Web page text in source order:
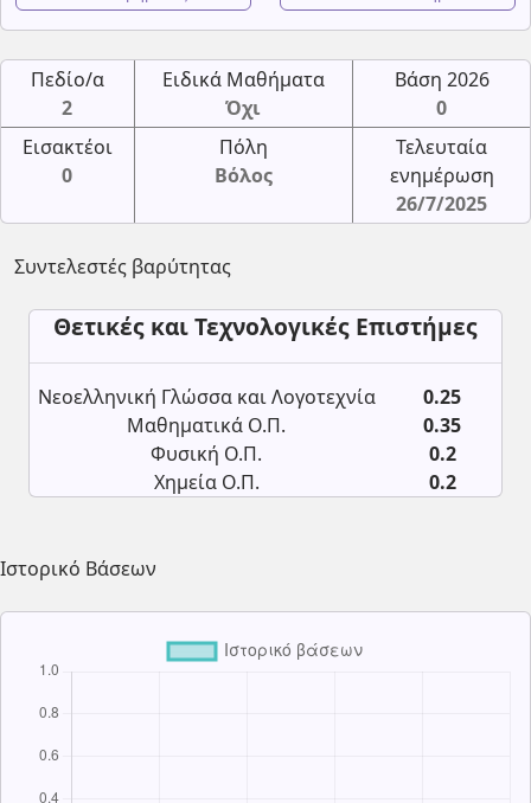
Πεδίο/α
2
Ειδικά Μαθήματα
Όχι
Βάση 2026
0
Εισακτέοι
0
Πόλη
Βόλος
Τελευταία
ενημέρωση
26/7/2025
Συντελεστές βαρύτητας
Θετικές και Τεχνολογικές Επιστήμες
Νεοελληνική Γλώσσα και Λογοτεχνία
0.25
Μαθηματικά Ο.Π.
0.35
Φυσική Ο.Π.
0.2
Χημεία Ο.Π.
0.2
Ιστορικό Βάσεων